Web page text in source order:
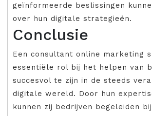
geïnformeerde beslissingen
over hun digitale strategieën.
Conclusie
Een consultant online marketing
essentiële rol bij het helpen van
succesvol te zijn in de steeds
digitale wereld. Door hun
kunnen zij bedrijven begeleiden